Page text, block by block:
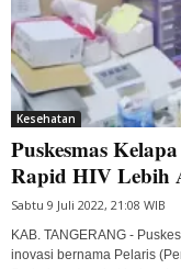
Kesehatan
Puskesmas
Rapid HIV Lebih
Sabtu 9 Juli 2022, 21:08 WIB
KAB. TANGERANG -
inovasi bernama Pelaris